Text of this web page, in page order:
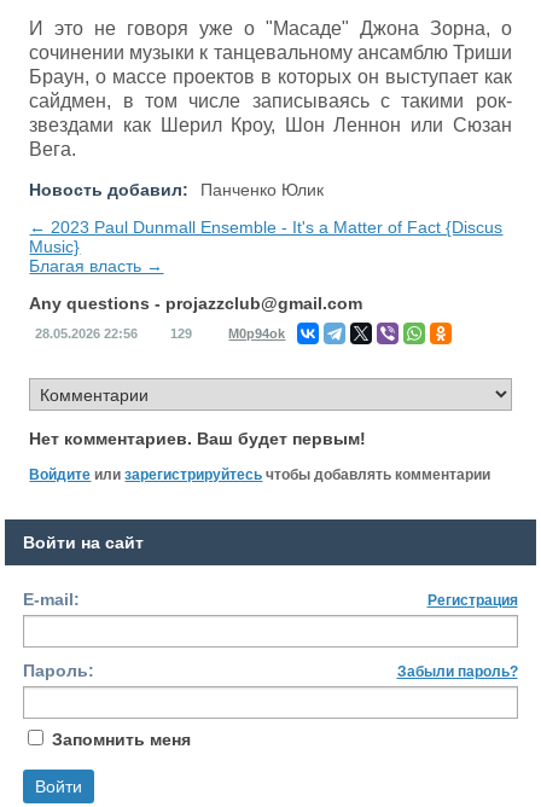
И это не говоря уже о "Масаде" Джона Зорна, о
сочинении музыки к танцевальному ансамблю Триши
Браун, о массе проектов в которых он выступает как
сайдмен, в том числе записываясь с такими рок-
звездами как Шерил Кроу, Шон Леннон или Сюзан
Вега.
Новость добавил:
Панченко Юлик
← 2023 Paul Dunmall Ensemble - It's a Matter of Fact {Discus
Music}
Благая власть →
Any questions - projazzclub@gmail.com
28.05.2026 22:56 129 M0p94ok
Нет комментариев. Ваш будет первым!
Войдите илизарегистрируйтесь чтобы добавлять комментарии
Войти на сайт
E-mail: Регистрация
Пароль: Забыли пароль?
Запомнить меня